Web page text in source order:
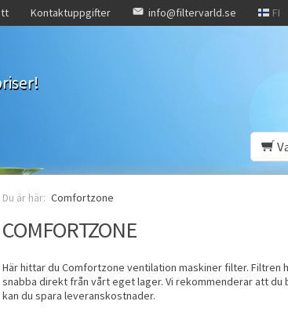
Kontaktuppgifter info@filtervarld.se FI
Comfortzone
COMFORTZONE
Här hittar du Comfortzone ventilation maskiner filter.
snabba direkt från vårt eget lager. Vi rekommenderar att
kan du spara leveranskostnader.